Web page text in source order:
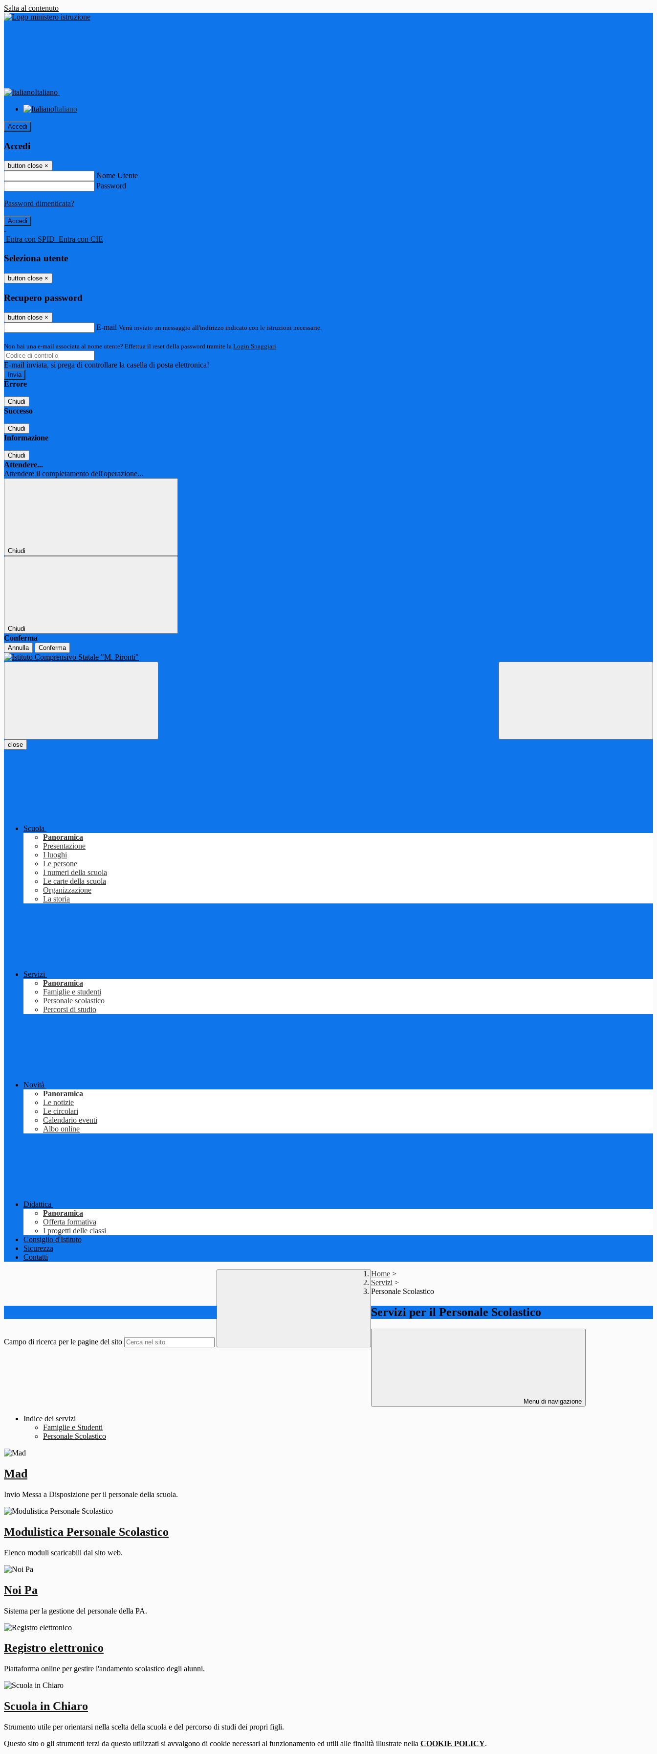
Salta al contenuto
Italiano
Italiano
Accedi
Accedi
button close ×
Nome Utente
Password
Password dimenticata?
-
Entra con SPID Entra con CIE
Seleziona utente
button close ×
Recupero password
button close ×
E-mail Verrà inviato un messaggio all'indirizzo indicato con le istruzioni necessarie.
Non hai una e-mail associata al nome utente? Effettua il reset della password tramite la Login Spaggiari
E-mail inviata, si prega di controllare la casella di posta elettronica!
Errore
Chiudi
Successo
Chiudi
Informazione
Chiudi
Attendere...
Attendere il completamento dell'operazione...
Chiudi
Chiudi
Conferma
Annulla Conferma
close
Scuola
Panoramica
Presentazione
I luoghi
Le persone
I numeri della scuola
Le carte della scuola
Organizzazione
La storia
Servizi
Panoramica
Famiglie e studenti
Personale scolastico
Percorsi di studio
Novità
Panoramica
Le notizie
Le circolari
Calendario eventi
Albo online
Didattica
Panoramica
Offerta formativa
I progetti delle classi
Consiglio d'Istituto
Sicurezza
Contatti
Campo di ricerca per le pagine del sito
Home >
Servizi >
Personale Scolastico
Servizi per il Personale Scolastico
Menu di navigazione
Indice dei servizi
Famiglie e Studenti
Personale Scolastico
Mad
Invio Messa a Disposizione per il personale della scuola.
Modulistica Personale Scolastico
Elenco moduli scaricabili dal sito web.
Noi Pa
Sistema per la gestione del personale della PA.
Registro elettronico
Piattaforma online per gestire l'andamento scolastico degli alunni.
Scuola in Chiaro
Strumento utile per orientarsi nella scelta della scuola e del percorso di studi dei propri figli.
Questo sito o gli strumenti terzi da questo utilizzati si avvalgono di cookie necessari al funzionamento ed utili alle finalità illustrate nella COOKIE POLICY.